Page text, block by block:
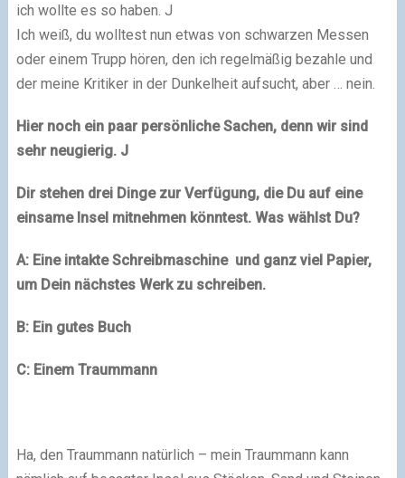
ich wollte es so haben. J
Ich weiß, du wolltest nun etwas von schwarzen Messen
oder einem Trupp hören, den ich regelmäßig bezahle und
der meine Kritiker in der Dunkelheit aufsucht, aber … nein.
Hier noch ein paar persönliche Sachen, denn wir sind
sehr neugierig. J
Dir stehen drei Dinge zur Verfügung, die Du auf eine
einsame Insel mitnehmen könntest. Was wählst Du?
A: Eine intakte Schreibmaschine und ganz viel Papier,
um Dein nächstes Werk zu schreiben.
B: Ein gutes Buch
C: Einem Traummann
Ha, den Traummann natürlich – mein Traummann kann